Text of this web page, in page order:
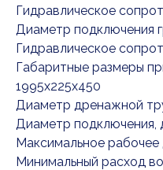
Гидравлическое
Диаметр подключения
Гидравлическое
Габаритные размеры
1995x225x450
Диаметр дренажной
Диаметр
Максимальное рабочее
Минимальный расход